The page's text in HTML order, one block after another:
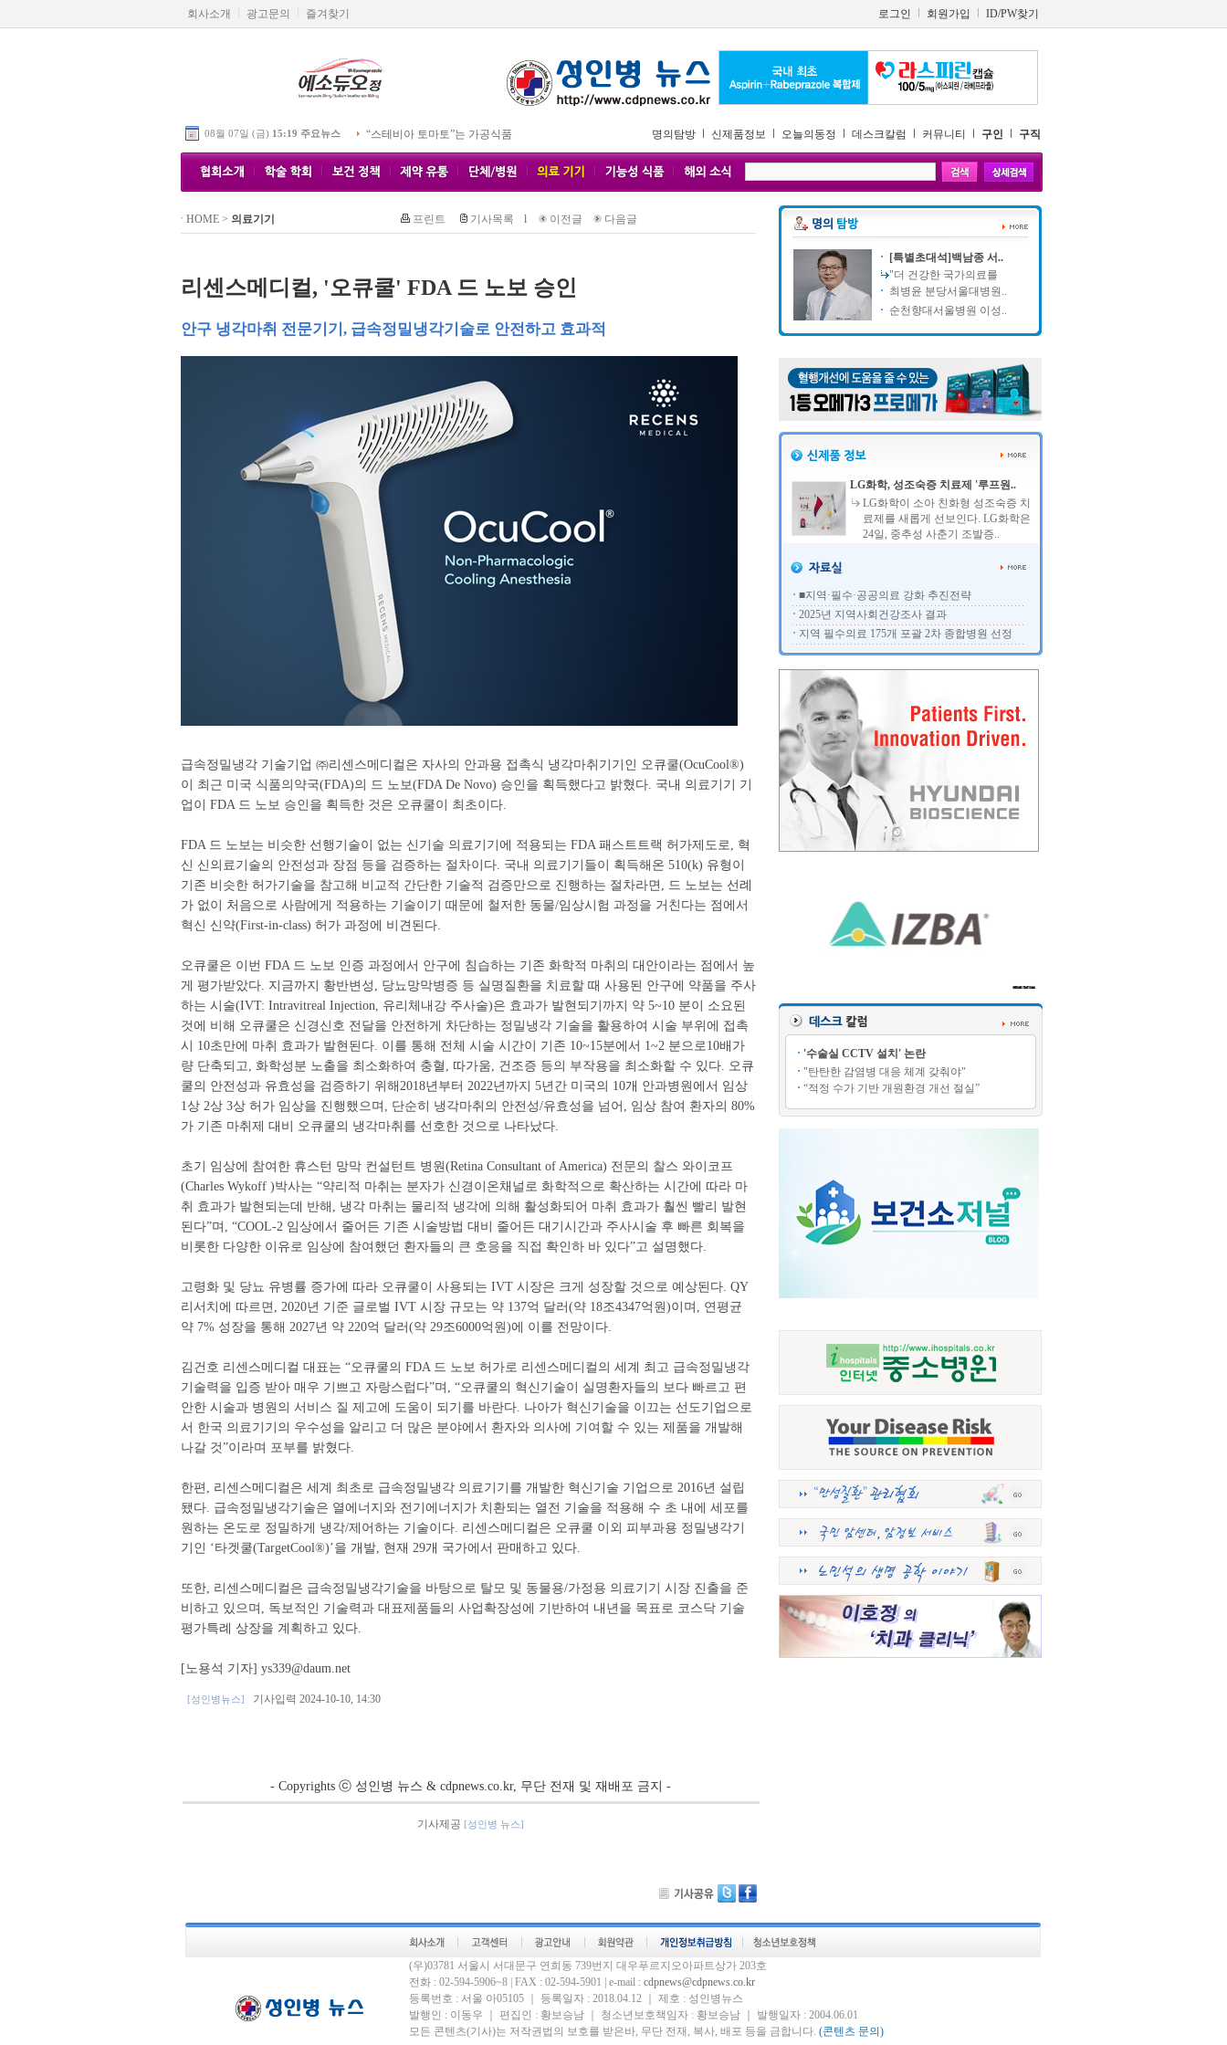
회사소개 광고문의 즐겨찾기 로그인 회원가입 ID/PW찾기
08월 07일 (금) 15:19 주요뉴스 “스테비아 토마토”는 가공식품 명의탐방 신제품정보 오늘의동정 데스크칼럼 커뮤니티 구인 구직
HOME> 의료기기 프린트 기사목록 l 이전글 다음글
리센스메디컬, '오큐쿨' FDA 드 노보 승인
안구 냉각마취 전문기기, 급속정밀냉각기술로 안전하고 효과적
급속정밀냉각 기술기업 ㈜리센스메디컬은 자사의 안과용 접촉식 냉각마취기기인 오큐쿨(OcuCool®)
이 최근 미국 식품의약국(FDA)의 드 노보(FDA De Novo) 승인을 획득했다고 밝혔다. 국내 의료기기 기
업이 FDA 드 노보 승인을 획득한 것은 오큐쿨이 최초이다.
FDA 드 노보는 비슷한 선행기술이 없는 신기술 의료기기에 적용되는 FDA 패스트트랙 허가제도로, 혁
신 신의료기술의 안전성과 장점 등을 검증하는 절차이다. 국내 의료기기들이 획득해온 510(k) 유형이
기존 비슷한 허가기술을 참고해 비교적 간단한 기술적 검증만으로 진행하는 절차라면, 드 노보는 선례
가 없이 처음으로 사람에게 적용하는 기술이기 때문에 철저한 동물/임상시험 과정을 거친다는 점에서
혁신 신약(First-in-class) 허가 과정에 비견된다.
오큐쿨은 이번 FDA 드 노보 인증 과정에서 안구에 침습하는 기존 화학적 마취의 대안이라는 점에서 높
게 평가받았다. 지금까지 황반변성, 당뇨망막병증 등 실명질환을 치료할 때 사용된 안구에 약품을 주사
하는 시술(IVT: Intravitreal Injection, 유리체내강 주사술)은 효과가 발현되기까지 약 5~10 분이 소요된
것에 비해 오큐쿨은 신경신호 전달을 안전하게 차단하는 정밀냉각 기술을 활용하여 시술 부위에 접촉
시 10초만에 마취 효과가 발현된다. 이를 통해 전체 시술 시간이 기존 10~15분에서 1~2 분으로10배가
량 단축되고, 화학성분 노출을 최소화하여 충혈, 따가움, 건조증 등의 부작용을 최소화할 수 있다. 오큐
쿨의 안전성과 유효성을 검증하기 위해2018년부터 2022년까지 5년간 미국의 10개 안과병원에서 임상
1상 2상 3상 허가 임상을 진행했으며, 단순히 냉각마취의 안전성/유효성을 넘어, 임상 참여 환자의 80%
가 기존 마취제 대비 오큐쿨의 냉각마취를 선호한 것으로 나타났다.
초기 임상에 참여한 휴스턴 망막 컨설턴트 병원(Retina Consultant of America) 전문의 찰스 와이코프
(Charles Wykoff )박사는 “약리적 마취는 분자가 신경이온채널로 화학적으로 확산하는 시간에 따라 마
취 효과가 발현되는데 반해, 냉각 마취는 물리적 냉각에 의해 활성화되어 마취 효과가 훨씬 빨리 발현
된다”며, “COOL-2 임상에서 줄어든 기존 시술방법 대비 줄어든 대기시간과 주사시술 후 빠른 회복을
비롯한 다양한 이유로 임상에 참여했던 환자들의 큰 호응을 직접 확인하 바 있다”고 설명했다.
고령화 및 당뇨 유병률 증가에 따라 오큐쿨이 사용되는 IVT 시장은 크게 성장할 것으로 예상된다. QY
리서치에 따르면, 2020년 기준 글로벌 IVT 시장 규모는 약 137억 달러(약 18조4347억원)이며, 연평균
약 7% 성장을 통해 2027년 약 220억 달러(약 29조6000억원)에 이를 전망이다.
김건호 리센스메디컬 대표는 “오큐쿨의 FDA 드 노보 허가로 리센스메디컬의 세계 최고 급속정밀냉각
기술력을 입증 받아 매우 기쁘고 자랑스럽다”며, “오큐쿨의 혁신기술이 실명환자들의 보다 빠르고 편
안한 시술과 병원의 서비스 질 제고에 도움이 되기를 바란다. 나아가 혁신기술을 이끄는 선도기업으로
서 한국 의료기기의 우수성을 알리고 더 많은 분야에서 환자와 의사에 기여할 수 있는 제품을 개발해
나갈 것”이라며 포부를 밝혔다.
한편, 리센스메디컬은 세계 최초로 급속정밀냉각 의료기기를 개발한 혁신기술 기업으로 2016년 설립
됐다. 급속정밀냉각기술은 열에너지와 전기에너지가 치환되는 열전 기술을 적용해 수 초 내에 세포를
원하는 온도로 정밀하게 냉각/제어하는 기술이다. 리센스메디컬은 오큐쿨 이외 피부과용 정밀냉각기
기인 ‘타겟쿨(TargetCool®)’을 개발, 현재 29개 국가에서 판매하고 있다.
또한, 리센스메디컬은 급속정밀냉각기술을 바탕으로 탈모 및 동물용/가정용 의료기기 시장 진출을 준
비하고 있으며, 독보적인 기술력과 대표제품들의 사업확장성에 기반하여 내년을 목표로 코스닥 기술
평가특례 상장을 계획하고 있다.
[노용석 기자] ys339@daum.net
[성인병뉴스] 기사입력 2024-10-10, 14:30
- Copyrights ⓒ 성인병 뉴스 & cdpnews.co.kr, 무단 전재 및 재배포 금지 -
기사제공 [성인병 뉴스]
[특별초대석]백남종 서..
"더 건강한 국가의료를
최병윤 분당서울대병원..
순천향대서울병원 이성..
LG화학, 성조숙증 치료제 '루프원..
LG화학이 소아 친화형 성조숙증 치
료제를 새롭게 선보인다. LG화학은
24일, 중추성 사춘기 조발증..
■지역·필수·공공의료 강화 추진전략
2025년 지역사회건강조사 결과
지역 필수의료 175개 포괄 2차 종합병원 선정
'수술실 CCTV 설치' 논란
"탄탄한 감염병 대응 체계 갖춰야"
“적정 수가 기반 개원환경 개선 절실”
(우)03781 서울시 서대문구 연희동 739번지 대우푸르지오아파트상가 203호
전화 : 02-594-5906~8 | FAX : 02-594-5901 | e-mail : cdpnews@cdpnews.co.kr
등록번호 : 서울 아05105 ｜ 등록일자 : 2018.04.12 ｜ 제호 : 성인병뉴스
발행인 : 이동우 ｜ 편집인 : 황보승남 ｜ 청소년보호책임자 : 황보승남 ｜ 발행일자 : 2004.06.01
모든 콘텐츠(기사)는 저작권법의 보호를 받은바, 무단 전재, 복사, 배포 등을 금합니다. (콘텐츠 문의)